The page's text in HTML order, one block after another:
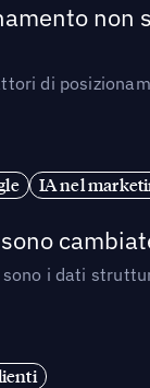
di
IA nel
i dati